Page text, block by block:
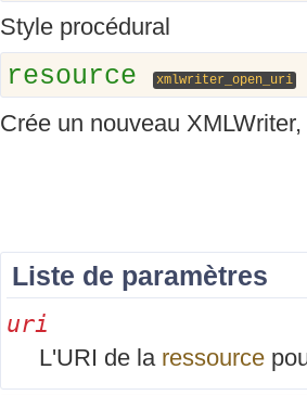
Style procédural
resource xmlwriter_open_uri
Crée un nouveau
Liste de paramètres
uri
L'URI de la ressource